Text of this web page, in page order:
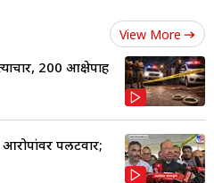
View More
200 आक्षेपार्ह
पलटवार;